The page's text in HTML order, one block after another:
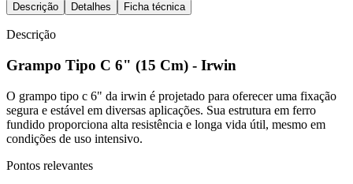
Descrição Detalhes Ficha técnica
Descrição
Grampo Tipo C 6" (15 Cm) - Irwin
O grampo tipo c 6" da irwin é projetado para oferecer uma fixação
segura e estável em diversas aplicações. Sua estrutura em ferro
fundido proporciona alta resistência e longa vida útil, mesmo em
condições de uso intensivo.
Pontos relevantes